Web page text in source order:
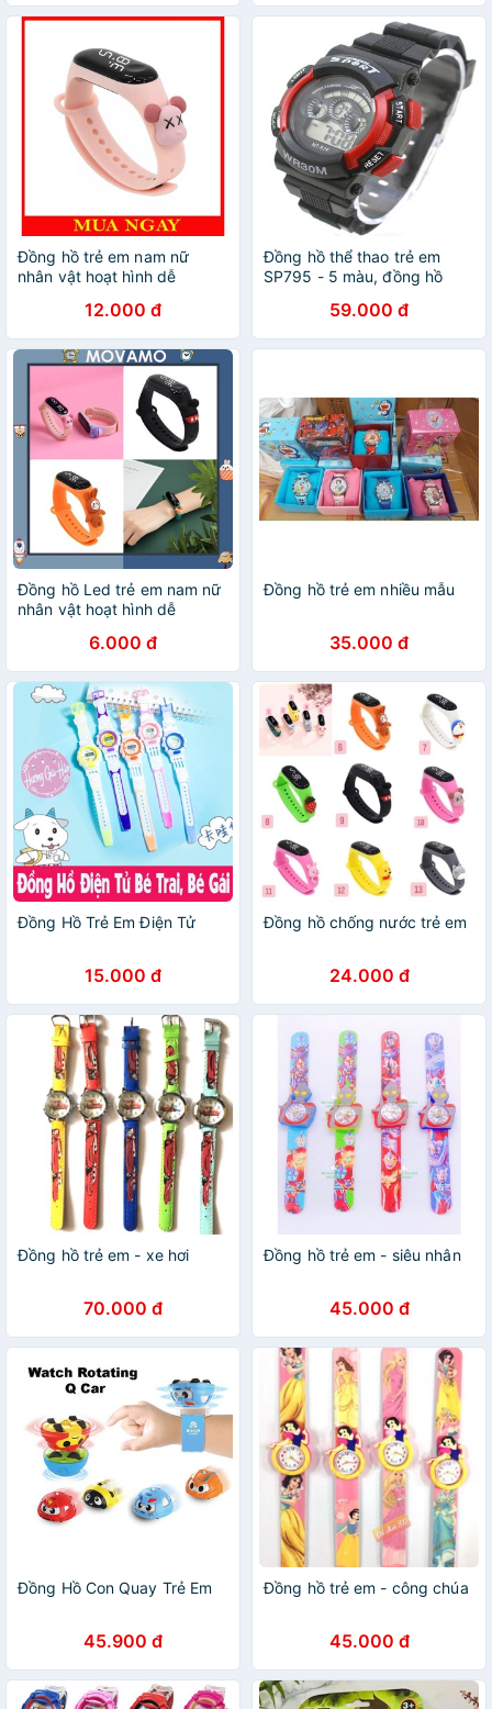
Đồng hồ trẻ em nam nữ
nhân vật hoạt hình dễ
12.000 đ
Đồng hồ thể thao trẻ em
SP795 - 5 màu, đồng hồ
59.000 đ
Đồng hồ Led trẻ em nam nữ
nhân vật hoạt hình dễ
6.000 đ
Đồng hồ trẻ em nhiều mẫu
35.000 đ
Đồng Hồ Trẻ Em Điện Tử
15.000 đ
Đồng hồ chống nước trẻ em
24.000 đ
Đồng hồ trẻ em - xe hơi
70.000 đ
Đồng hồ trẻ em - siêu nhân
45.000 đ
Đồng Hồ Con Quay Trẻ Em
45.900 đ
Đồng hồ trẻ em - công chúa
45.000 đ